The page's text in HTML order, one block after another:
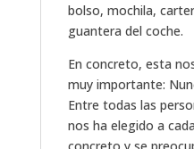
bolso, mochila,
guantera del coche.
En concreto, esta
muy importante:
Entre todas las
nos ha elegido a